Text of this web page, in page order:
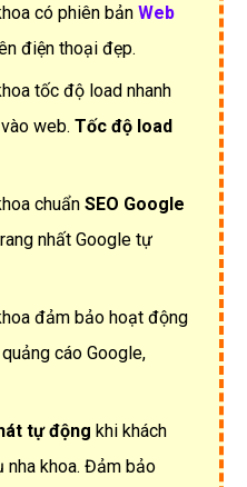
có phiên bản Web
điện thoại đẹp.
tốc độ load nhanh
web. Tốc độ load
chuẩn SEO Google
nhất Google tự
đảm bảo hoạt động
cáo Google,
tự động khi khách
nha khoa. Đảm bảo